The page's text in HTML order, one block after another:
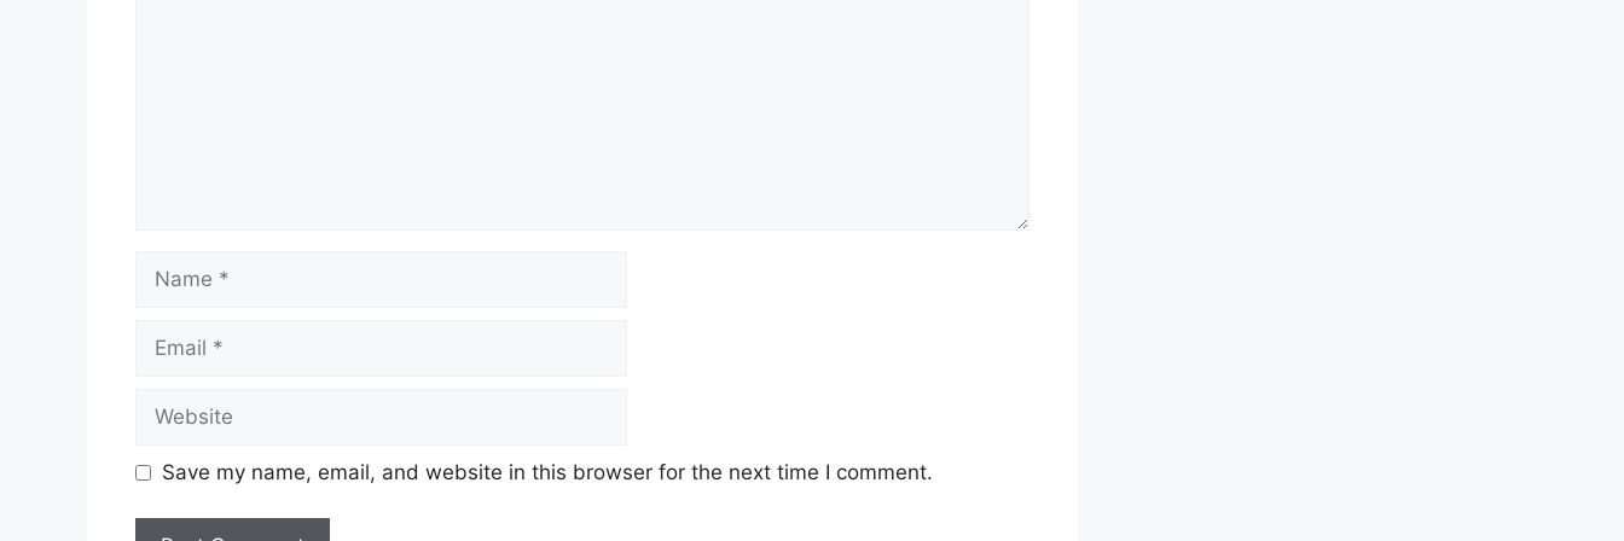
Save my name, email, and website in this browser for the next time I comment.